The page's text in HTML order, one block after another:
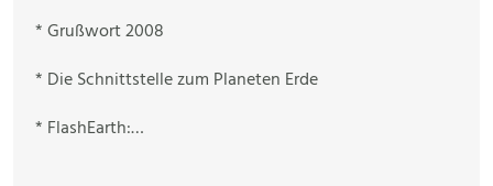
* Grußwort 2008
* Die Schnittstelle zum Planeten Erde
* FlashEarth:…